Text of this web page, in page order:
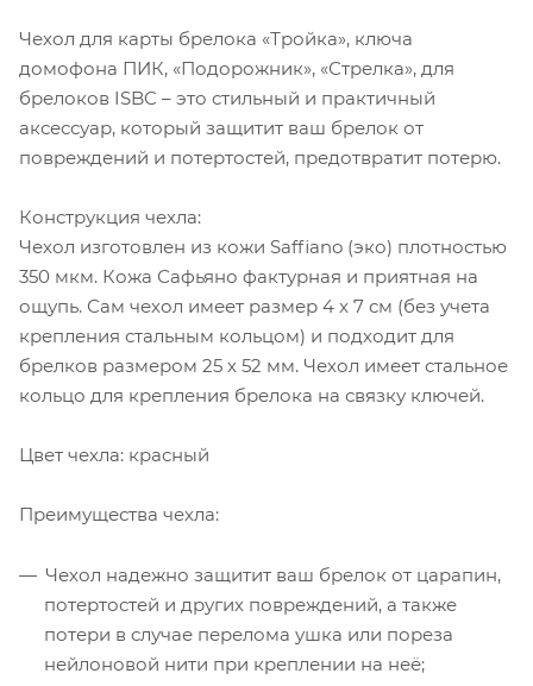
Чехол для карты брелока «Тройка», ключа
домофона ПИК, «Подорожник», «Стрелка», для
брелоков ISBC – это стильный и практичный
аксессуар, который защитит ваш брелок от
повреждений и потертостей, предотвратит потерю.
Конструкция чехла:
Чехол изготовлен из кожи Saffiano (эко) плотностью
350 мкм. Кожа Сафьяно фактурная и приятная на
ощупь. Сам чехол имеет размер 4 x 7 см (без учета
крепления стальным кольцом) и подходит для
брелков размером 25 х 52 мм. Чехол имеет стальное
кольцо для крепления брелока на связку ключей.
Цвет чехла: красный
Преимущества чехла:
Чехол надежно защитит ваш брелок от царапин,
потертостей и других повреждений, а также
потери в случае перелома ушка или пореза
нейлоновой нити при креплении на неё;